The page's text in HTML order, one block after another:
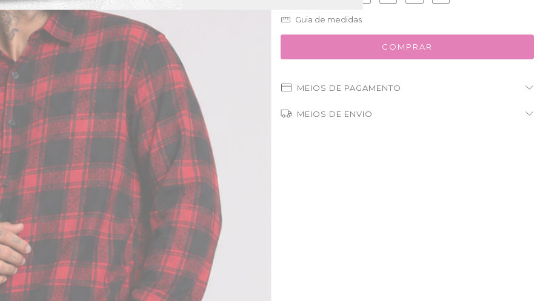
Guia de medidas
MEIOS DE PAGAMENTO
MEIOS DE ENVIO